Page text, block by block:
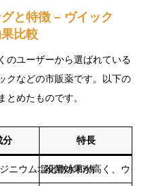
と特徴 – ヴイック
比較
のユーザーから選ばれている
クなどの市販薬です。以下の
めたものです。
分 特長
ニウム塩化物水和物
殺菌効果が高く、ウイ